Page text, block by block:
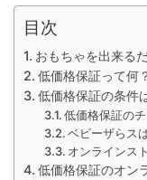
目次
おもちゃを出来る
低価格保証って何
低価格保証の条件
低価格保証の
ベビーザらス
オンラインス
低価格保証のオン